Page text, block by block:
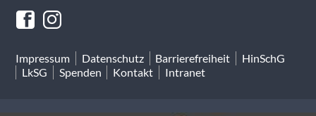
Impressum Datenschutz Barrierefreiheit
HinSchG
LkSG
Spenden Kontakt Intranet